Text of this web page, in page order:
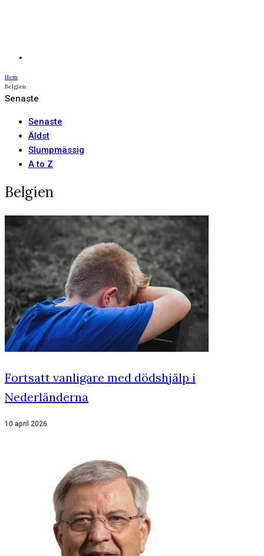
Hem
Belgien
Senaste
Senaste
Äldst
Slumpmässig
A to Z
Belgien
Fortsatt vanligare med dödshjälp i
Nederländerna
10 april 2026